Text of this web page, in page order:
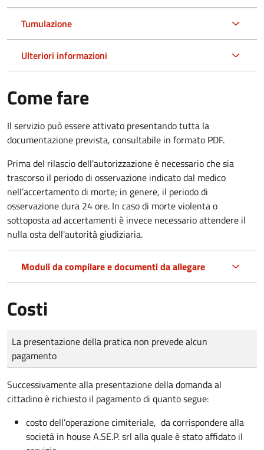
Tumulazione
Ulteriori informazioni
Come fare
Il servizio può essere attivato presentando tutta la
documentazione prevista, consultabile in formato PDF.
Prima del rilascio dell'autorizzazione è necessario che sia
trascorso il periodo di osservazione indicato dal medico
nell’accertamento di morte; in genere, il periodo di
osservazione dura 24 ore. In caso di morte violenta o
sottoposta ad accertamenti è invece necessario attendere il
nulla osta dell'autorità giudiziaria.
Moduli da compilare e documenti da allegare
Costi
Tipo di pagamento
Importo
La presentazione della pratica non prevede alcun
pagamento
Successivamente alla presentazione della domanda al
cittadino è richiesto il pagamento di quanto segue:
costo dell’operazione cimiteriale, da corrispondere alla
società in house A.SE.P. srl alla quale è stato affidato il